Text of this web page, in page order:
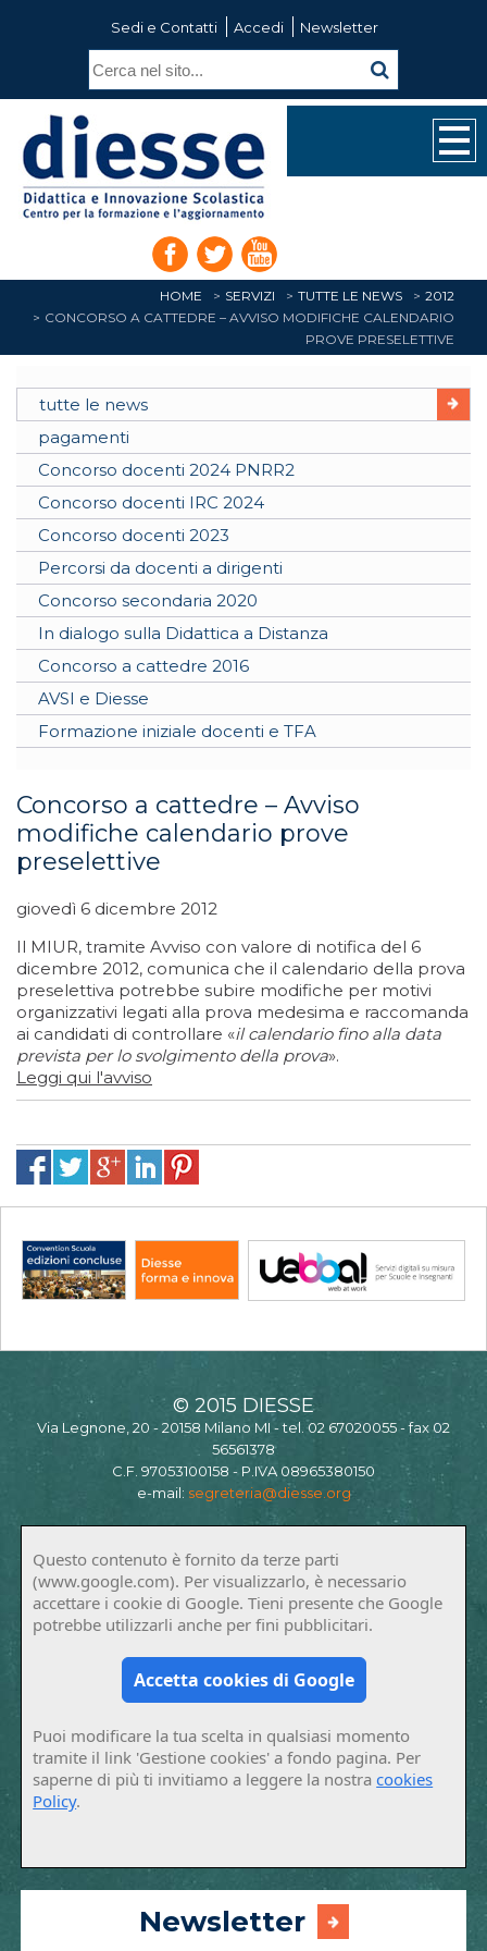
Sedi e Contatti Accedi Newsletter
HOME SERVIZI TUTTE LE NEWS
2012
CONCORSO A CATTEDRE – AVVISO MODIFICHE CALENDARIO
PROVE PRESELETTIVE
tutte le news
pagamenti
Concorso docenti 2024 PNRR2
Concorso docenti IRC 2024
Concorso docenti 2023
Percorsi da docenti a dirigenti
Concorso secondaria 2020
In dialogo sulla Didattica a Distanza
Concorso a cattedre 2016
AVSI e Diesse
Formazione iniziale docenti e TFA
Concorso a cattedre – Avviso
modifiche calendario prove
preselettive
giovedì 6 dicembre 2012
Il MIUR, tramite Avviso con valore di notifica del 6
dicembre 2012, comunica che il calendario della prova
preselettiva potrebbe subire modifiche per motivi
organizzativi legati alla prova medesima e raccomanda
ai candidati di controllare «il calendario fino alla data
prevista per lo svolgimento della prova».
Leggi qui l'avviso
© 2015 DIESSE
Via Legnone, 20 - 20158 Milano MI - tel. 02 67020055 - fax 02
56561378
C.F. 97053100158 - P.IVA 08965380150
e-mail: segreteria@diesse.org
Questo contenuto è fornito da terze parti
(www.google.com). Per visualizzarlo, è necessario
accettare i cookie di Google. Tieni presente che Google
potrebbe utilizzarli anche per fini pubblicitari.
Accetta cookies di Google
Puoi modificare la tua scelta in qualsiasi momento
tramite il link 'Gestione cookies' a fondo pagina. Per
saperne di più ti invitiamo a leggere la nostracookies
Policy.
Newsletter